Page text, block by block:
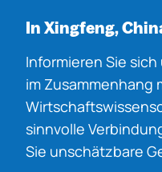
In Xingfeng,
Informieren Sie
im Zusammenhang
sinnvolle
Sie unschätzbare